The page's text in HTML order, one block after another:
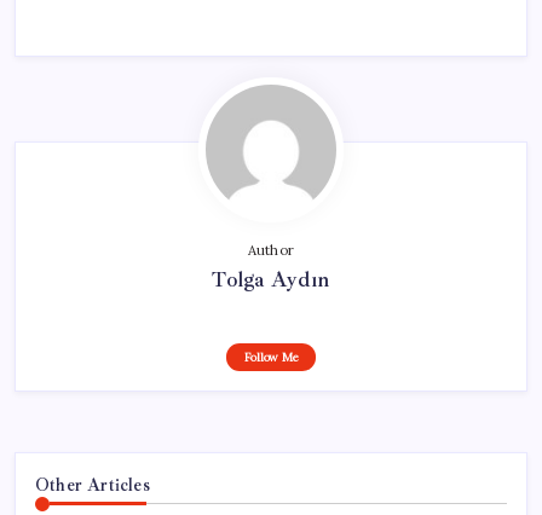
Author
Tolga Aydın
Follow Me
Other Articles